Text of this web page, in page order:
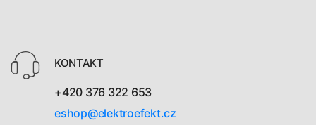
KONTAKT
+420 376 322 653
eshop@elektroefekt.cz